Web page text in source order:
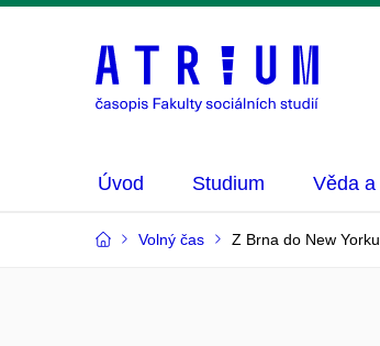
Úvod Studium Věda a
Volný čas Z Brna do New